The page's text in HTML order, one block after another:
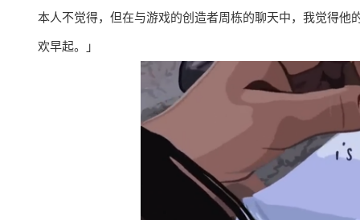
本人不觉得，但在与游戏的创造者周栋的聊天中，我觉得
欢早起。」